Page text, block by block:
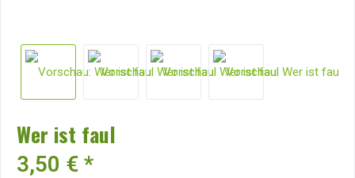
Wer ist faul
3,50 € *